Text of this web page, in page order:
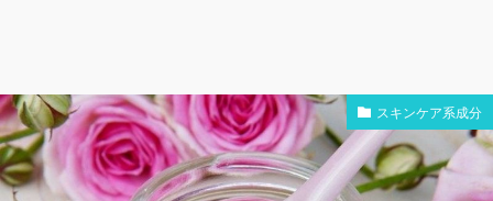
スキンケア系成分